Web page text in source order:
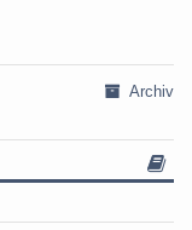
Archiv